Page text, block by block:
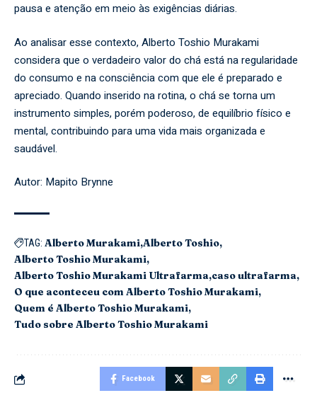
pausa e atenção em meio às exigências diárias.
Ao analisar esse contexto, Alberto Toshio Murakami
considera que o verdadeiro valor do chá está na regularidade
do consumo e na consciência com que ele é preparado e
apreciado. Quando inserido na rotina, o chá se torna um
instrumento simples, porém poderoso, de equilíbrio físico e
mental, contribuindo para uma vida mais organizada e
saudável.
Autor: Mapito Brynne
TAG: Alberto Murakami Alberto Toshio
Alberto Toshio Murakami
Alberto Toshio Murakami Ultrafarma caso ultrafarma
O que aconteceu com Alberto Toshio Murakami
Quem é Alberto Toshio Murakami
Tudo sobre Alberto Toshio Murakami
Facebook